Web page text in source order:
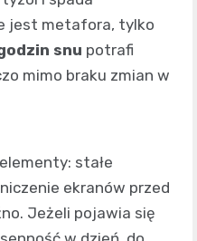
jest metafora, tylko
snu potrafi
mimo braku zmian w
stałe
ekranów przed
Jeżeli pojawia się